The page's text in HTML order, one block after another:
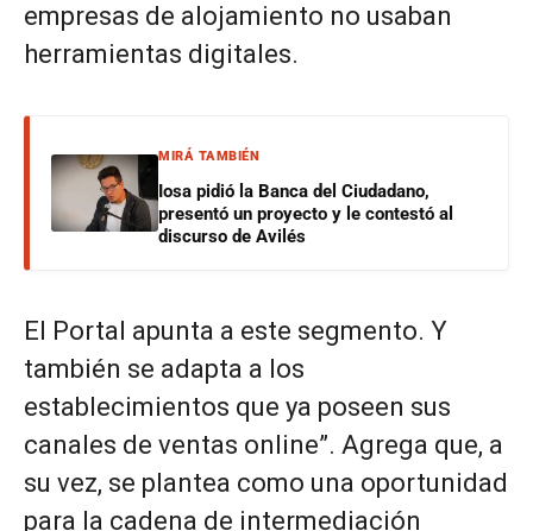
empresas de alojamiento no usaban
herramientas digitales.
MIRÁ TAMBIÉN
Iosa pidió la Banca del Ciudadano,
presentó un proyecto y le contestó al
discurso de Avilés
El Portal apunta a este segmento. Y
también se adapta a los
establecimientos que ya poseen sus
canales de ventas online”. Agrega que, a
su vez, se plantea como una oportunidad
para la cadena de intermediación